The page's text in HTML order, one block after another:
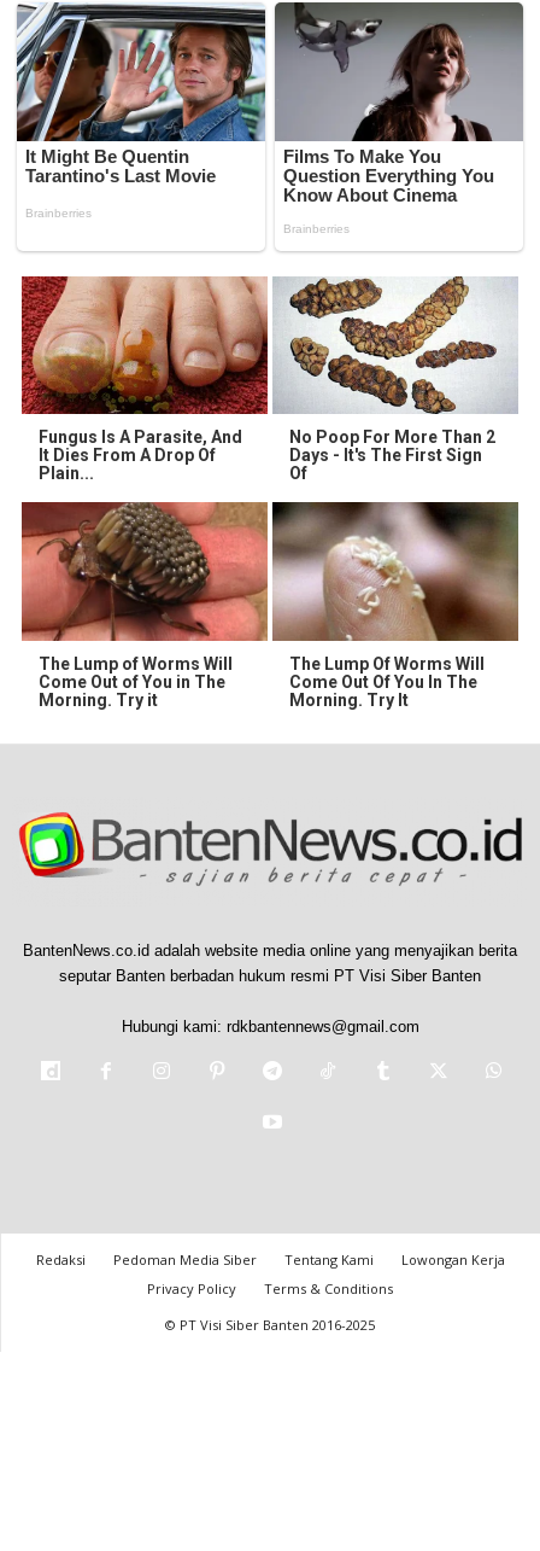
Fungus Is A Parasite, And
It Dies From A Drop Of
Plain...
No Poop For More Than 2
Days - It's The First Sign
Of
The Lump of Worms Will
Come Out of You in The
Morning. Try it
The Lump Of Worms Will
Come Out Of You In The
Morning. Try It
BantenNews.co.id adalah website media online yang menyajikan berita
seputar Banten berbadan hukum resmi PT Visi Siber Banten
Hubungi kami: rdkbantennews@gmail.com
Redaksi Pedoman Media Siber Tentang Kami
Lowongan Kerja
Privacy Policy
Terms & Conditions
© PT Visi Siber Banten 2016-2025